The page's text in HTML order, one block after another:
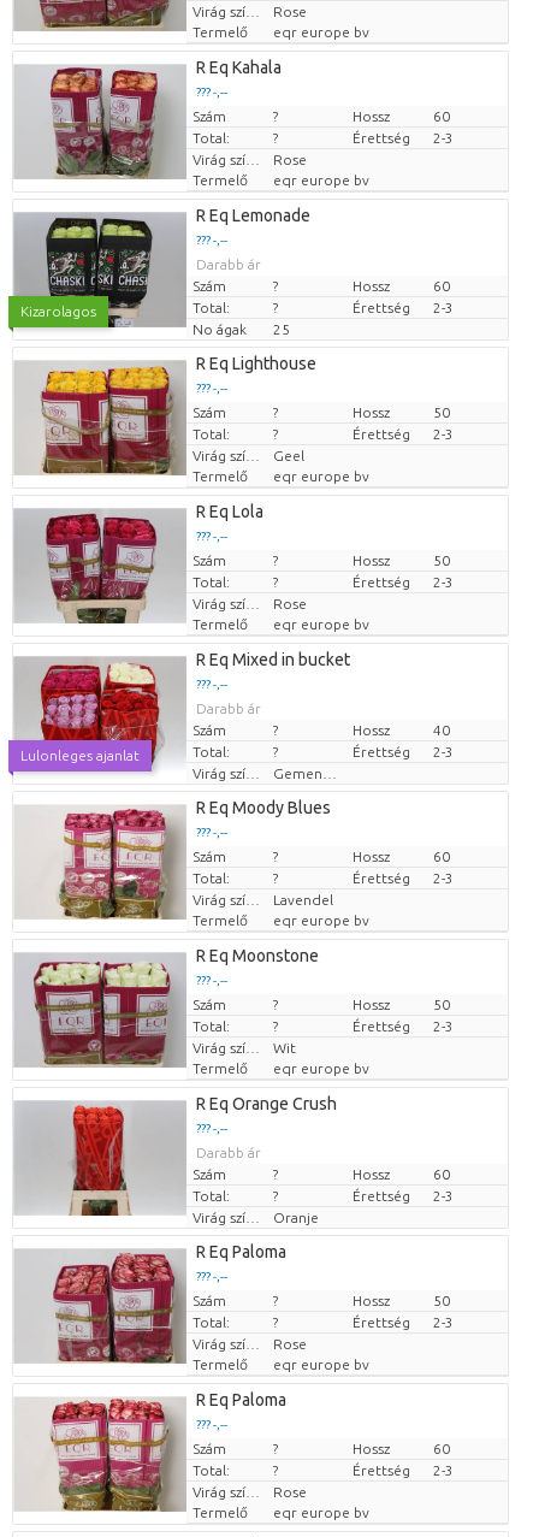
Virág színe
Rose
Termelő
eqr europe bv
R Eq Kahala
??? -,--
Darabb ár
Szám ? Hossz
60
Total:
? Érettség
2-3
Virág színe
Rose
Termelő
eqr europe bv
Kizarolagos
R Eq Lemonade
??? -,--
Darabb ár
Szám
? Hossz
60
Total:
? Érettség
2-3
No ágak
25
R Eq Lighthouse
??? -,--
Darabb ár
Szám ? Hossz
50
Total:
? Érettség
2-3
Virág színe
Geel
Termelő
eqr europe bv
R Eq Lola
??? -,--
Darabb ár
Szám ? Hossz
50
Total:
? Érettség
2-3
Virág színe
Rose
Termelő
eqr europe bv
Lulonleges ajanlat
R Eq Mixed in bucket
??? -,--
Darabb ár
Szám
? Hossz
40
Total:
? Érettség
2-3
Virág színe
R Eq Moody Blues
??? -,--
Darabb ár
Szám ? Hossz
60
Total:
? Érettség
2-3
Virág színe
Lavendel
Termelő
eqr europe bv
R Eq Moonstone
??? -,--
Darabb ár
Szám ? Hossz
50
Total:
? Érettség
2-3
Virág színe
Wit
Termelő
eqr europe bv
R Eq Orange Crush
??? -,--
Darabb ár
Szám
? Hossz
60
Total:
? Érettség
2-3
Virág színe
Oranje
R Eq Paloma
??? -,--
Darabb ár
Szám ? Hossz
50
Total:
? Érettség
2-3
Virág színe
Rose
Termelő
eqr europe bv
R Eq Paloma
??? -,--
Darabb ár
Szám ? Hossz
60
Total:
? Érettség
2-3
Virág színe
Rose
Termelő
eqr europe bv